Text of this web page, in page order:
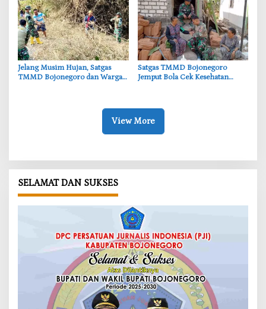
‎Jelang Musim Hujan, Satgas
TMMD Bojonegoro dan Warga
‎Satgas TMMD Bojonegoro
Jemput Bola Cek Kesehatan
View More
SELAMAT DAN SUKSES